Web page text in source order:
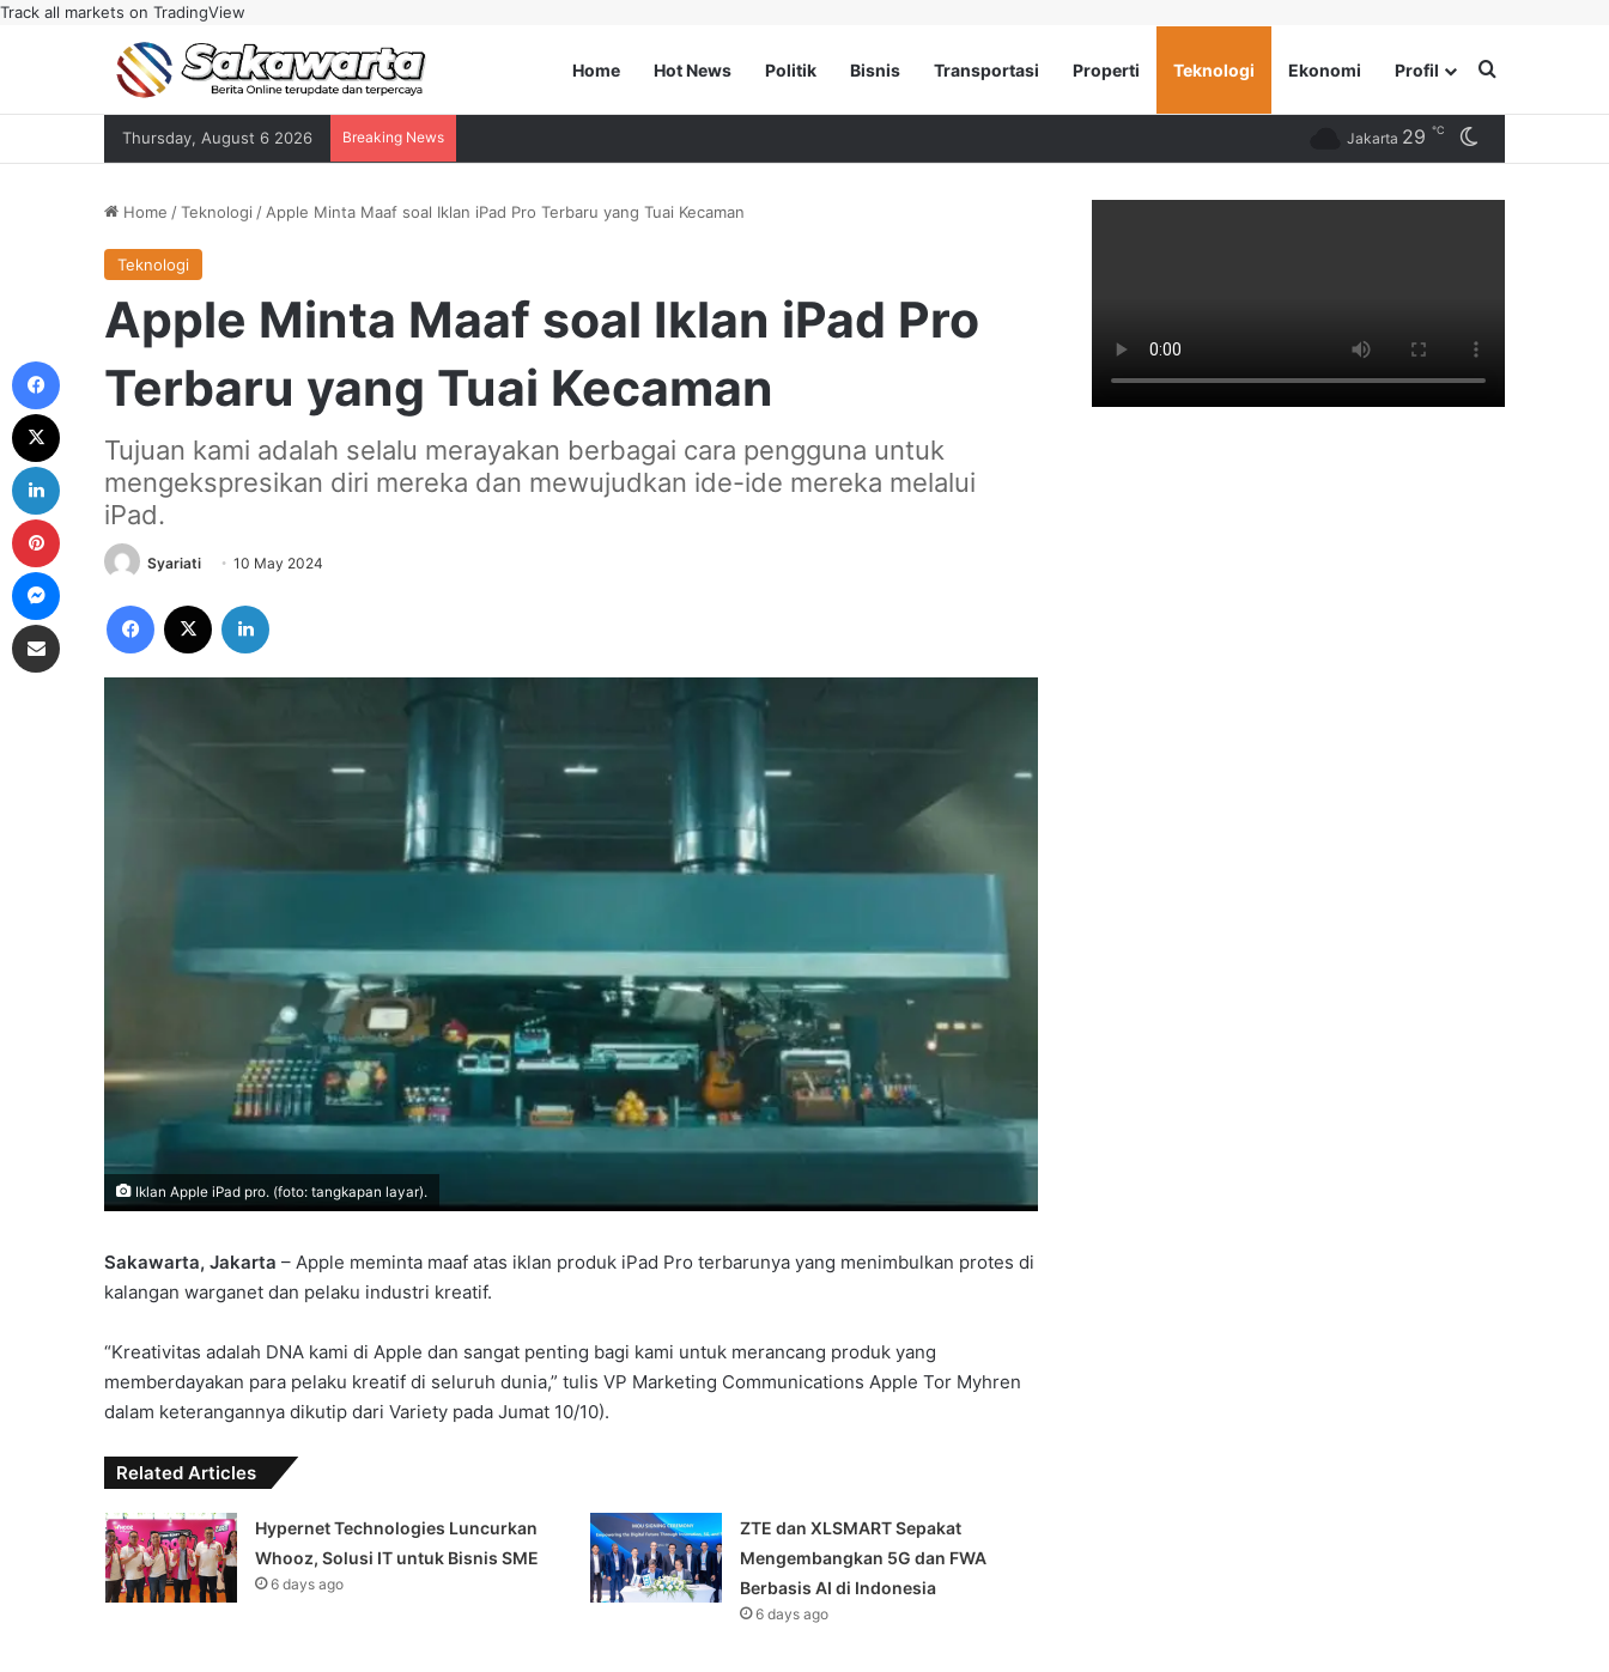
Track all markets on TradingView
Home Hot News Politik Bisnis Transportasi Properti Teknologi Ekonomi Profil Search for
Thursday, August 6 2026 Breaking News Jakarta 29 ℃
Home /Teknologi / Apple Minta Maaf soal Iklan iPad Pro Terbaru yang Tuai Kecaman
Teknologi
Apple Minta Maaf soal Iklan iPad Pro
Terbaru yang Tuai Kecaman
Tujuan kami adalah selalu merayakan berbagai cara pengguna untuk
mengekspresikan diri mereka dan mewujudkan ide-ide mereka melalui
iPad.
Syariati 10 May 2024
Facebook
Iklan Apple iPad pro. (foto: tangkapan layar).
Sakawarta, Jakarta – Apple meminta maaf atas iklan produk iPad Pro terbarunya yang menimbulkan protes di
kalangan warganet dan pelaku industri kreatif.
“Kreativitas adalah DNA kami di Apple dan sangat penting bagi kami untuk merancang produk yang
memberdayakan para pelaku kreatif di seluruh dunia,” tulis VP Marketing Communications Apple Tor Myhren
dalam keterangannya dikutip dari Variety pada Jumat 10/10).
Related Articles
Hypernet Technologies Luncurkan
Whooz, Solusi IT untuk Bisnis SME
6 days ago
ZTE dan XLSMART Sepakat
Mengembangkan 5G dan FWA
Berbasis AI di Indonesia
6 days ago
LinkedIn
Pinterest
Messenger